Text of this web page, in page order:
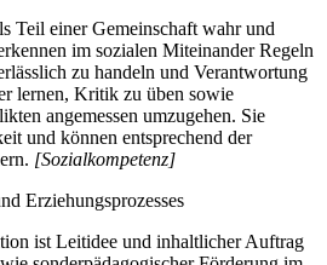
Teil einer Gemeinschaft wahr und
im sozialen Miteinander Regeln
zu handeln und Verantwortung
lernen, Kritik zu üben sowie
angemessen umzugehen. Sie
und können entsprechend der
[Sozialkompetenz]
Erziehungsprozesses
ist Leitidee und inhaltlicher Auftrag